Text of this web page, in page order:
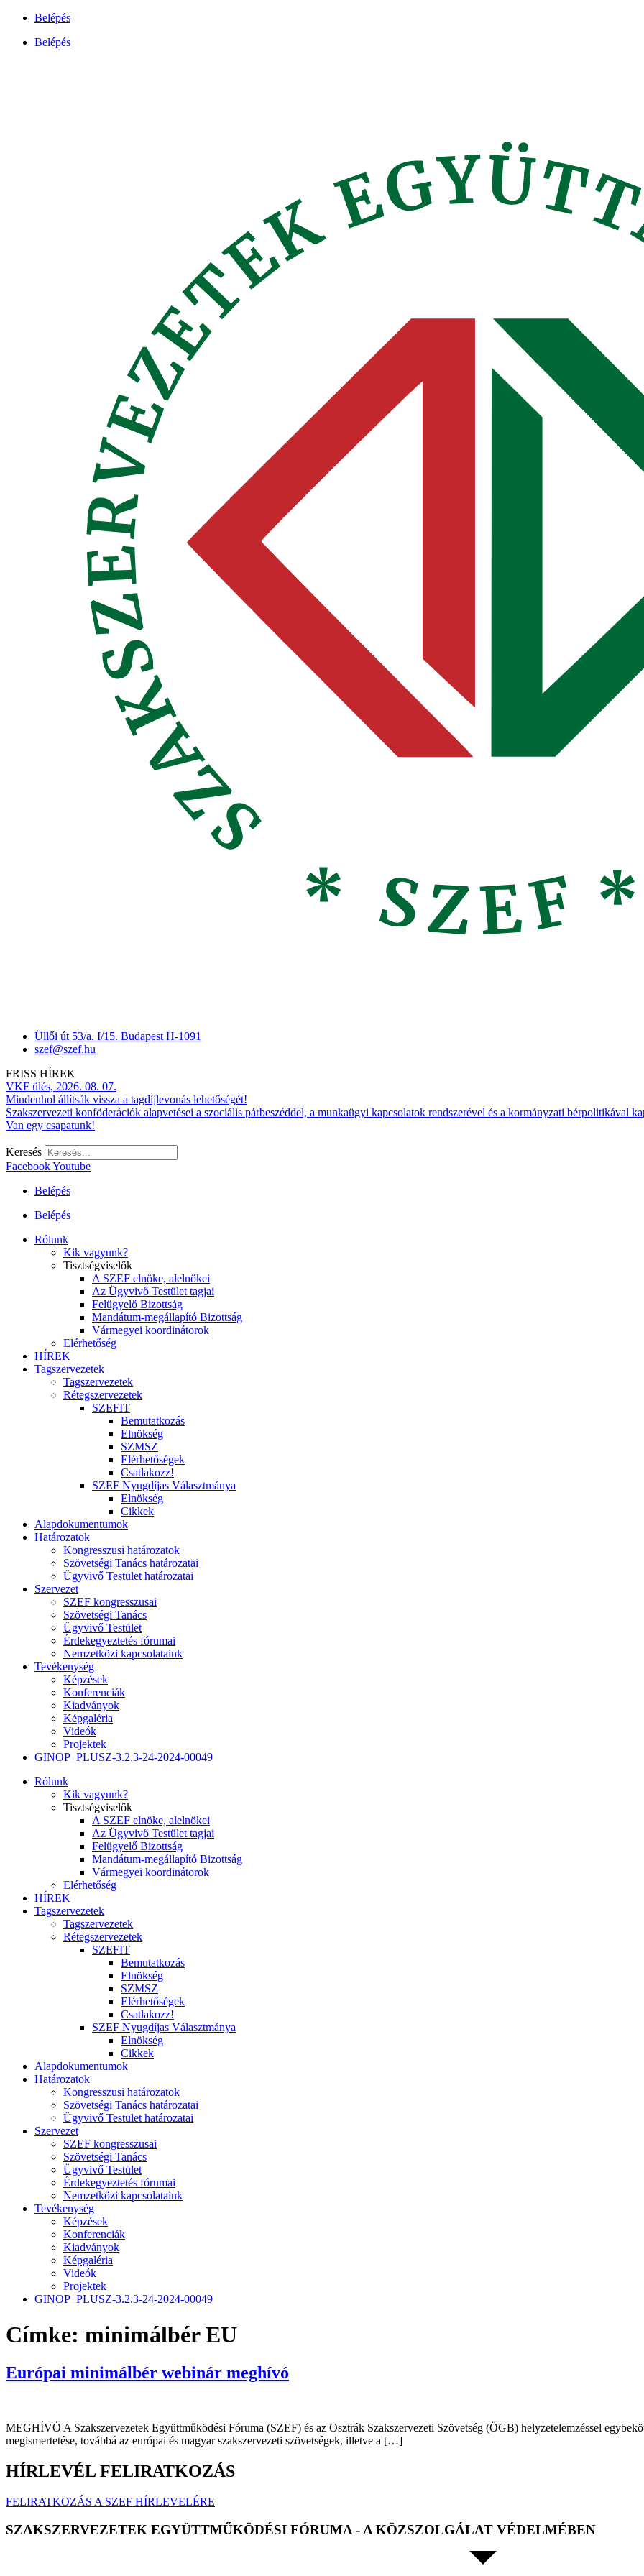
Ugrás
tartalomhoz
Belépés
Belépés
Üllői út 53/a. I/15. Budapest H-1091
szef@szef.hu
FRISS HÍREK
VKF ülés, 2026. 08. 07.
Mindenhol állítsák vissza a tagdíjlevonás lehetőségét!
Szakszervezeti konföderációk alapvetései a szociális párbeszéddel, a munkaügyi kapcsolatok rendszerével és a kormányzati bérpolitikával
Van egy csapatunk!
Keresés
FacebookYoutube
Belépés
Belépés
Rólunk
Kik vagyunk?
Tisztségviselők
A SZEF elnöke, alelnökei
Az Ügyvivő Testület tagjai
Felügyelő Bizottság
Mandátum-megállapító Bizottság
Vármegyei koordinátorok
Elérhetőség
HÍREK
Tagszervezetek
Tagszervezetek
Rétegszervezetek
SZEFIT
Bemutatkozás
Elnökség
SZMSZ
Elérhetőségek
Csatlakozz!
SZEF Nyugdíjas Választmánya
Elnökség
Cikkek
Alapdokumentumok
Határozatok
Kongresszusi határozatok
Szövetségi Tanács határozatai
Ügyvivő Testület határozatai
Szervezet
SZEF kongresszusai
Szövetségi Tanács
Ügyvivő Testület
Érdekegyeztetés fórumai
Nemzetközi kapcsolataink
Tevékenység
Képzések
Konferenciák
Kiadványok
Képgaléria
Videók
Projektek
GINOP_PLUSZ-3.2.3-24-2024-00049
Rólunk
Kik vagyunk?
Tisztségviselők
A SZEF elnöke, alelnökei
Az Ügyvivő Testület tagjai
Felügyelő Bizottság
Mandátum-megállapító Bizottság
Vármegyei koordinátorok
Elérhetőség
HÍREK
Tagszervezetek
Tagszervezetek
Rétegszervezetek
SZEFIT
Bemutatkozás
Elnökség
SZMSZ
Elérhetőségek
Csatlakozz!
SZEF Nyugdíjas Választmánya
Elnökség
Cikkek
Alapdokumentumok
Határozatok
Kongresszusi határozatok
Szövetségi Tanács határozatai
Ügyvivő Testület határozatai
Szervezet
SZEF kongresszusai
Szövetségi Tanács
Ügyvivő Testület
Érdekegyeztetés fórumai
Nemzetközi kapcsolataink
Tevékenység
Képzések
Konferenciák
Kiadványok
Képgaléria
Videók
Projektek
GINOP_PLUSZ-3.2.3-24-2024-00049
Címke: minimálbér EU
Európai minimálbér webinár meghívó
MEGHÍVÓ A Szakszervezetek Együttműködési Fóruma (SZEF) és az Osztrák Szakszervezeti Szövetség (ÖGB) helyzetelemzéssel
megismertetése, továbbá az európai és magyar szakszervezeti szövetségek, illetve a […]
HÍRLEVÉL FELIRATKOZÁS
FELIRATKOZÁS A SZEF HÍRLEVELÉRE
SZAKSZERVEZETEK EGYÜTTMŰKÖDÉSI FÓRUMA - A KÖZSZOLGÁLAT VÉDELMÉBEN